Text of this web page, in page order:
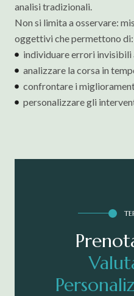
analisi tradizionali.
Non si limita a osservare:
oggettivi che permettono di:
individuare errori invisibili
analizzare la corsa in
confrontare i
personalizzare gli
Valut
Personaliz